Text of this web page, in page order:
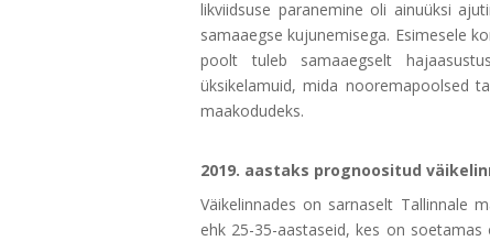
likviidsuse paranemine oli ainuüksi
samaaegse kujunemisega. Esimesele
poolt tuleb samaaegselt
üksikelamuid, mida nooremapoolsed
maakodudeks.
2019. aastaks prognoositud
Väikelinnades on sarnaselt Tallinnale
ehk 25-35-aastaseid, kes on